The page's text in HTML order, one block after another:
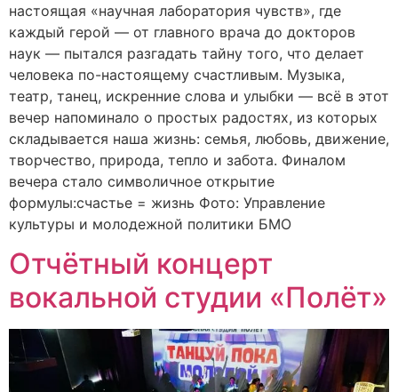
настоящая «научная лаборатория чувств», где
каждый герой — от главного врача до докторов
наук — пытался разгадать тайну того, что делает
человека по-настоящему счастливым. Музыка,
театр, танец, искренние слова и улыбки — всё в этот
вечер напоминало о простых радостях, из которых
складывается наша жизнь: семья, любовь, движение,
творчество, природа, тепло и забота. Финалом
вечера стало символичное открытие
формулы:счастье = жизнь Фото: Управление
культуры и молодежной политики БМО
Отчётный концерт
вокальной студии «Полёт»